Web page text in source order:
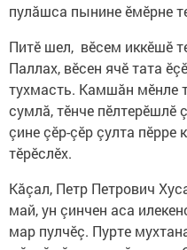
пулăшса пынине ӗмӗрне
Питӗ шел, вӗсем иккӗшӗ
Паллах, вӗсен ячӗ тата
тухмасть. Камшăн мӗнле
сумлă, тӗнче
çине çӗр-çӗр çулта пӗрре
тӗрӗслӗх.
Кăçал, Петр Петрович
май, ун çинчен аса
мар пулчӗç. Пурте